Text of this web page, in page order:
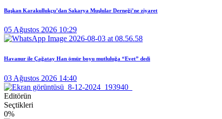
Başkan Karakullukçu’dan Sakarya Muşlular Derneği’ne ziyaret
05 Ağustos 2026 10:29
Havanur ile Çağatay Han ömür boyu mutluluğa “Evet” dedi
03 Ağustos 2026 14:40
Editörün
Seçtikleri
0%